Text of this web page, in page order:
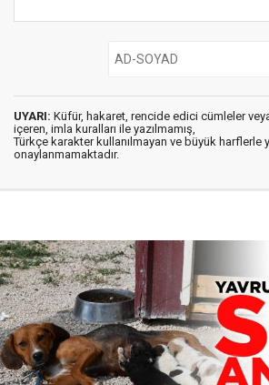
UYARI: Küfür, hakaret, rencide edici cümleler
içeren, imla kuralları ile yazılmamış,
Türkçe karakter kullanılmayan ve büyük harflerle
onaylanmamaktadır.